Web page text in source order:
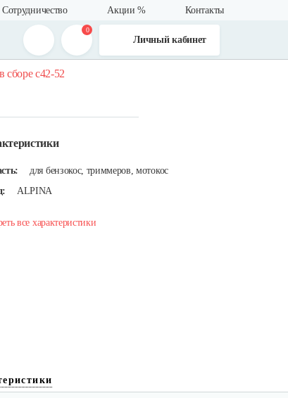
Сотрудничество Акции % Контакты
0
Личный кабинет
сборе с42-52
для бензокос, триммеров, мотокос
ALPINA
все характеристики